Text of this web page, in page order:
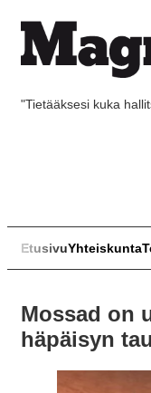
"Tietääksesi kuka
EtusivuYhteiskunta
Mossad on
häpäisyn